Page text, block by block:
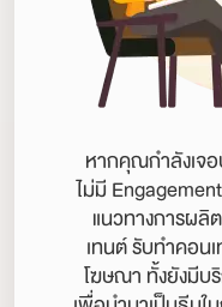
หากคุณกำลังเจ
ไม่มี
แนวทางการผลิ
เทนต์ รับทำคอน
โฆษณา ทั้งยังมีบ